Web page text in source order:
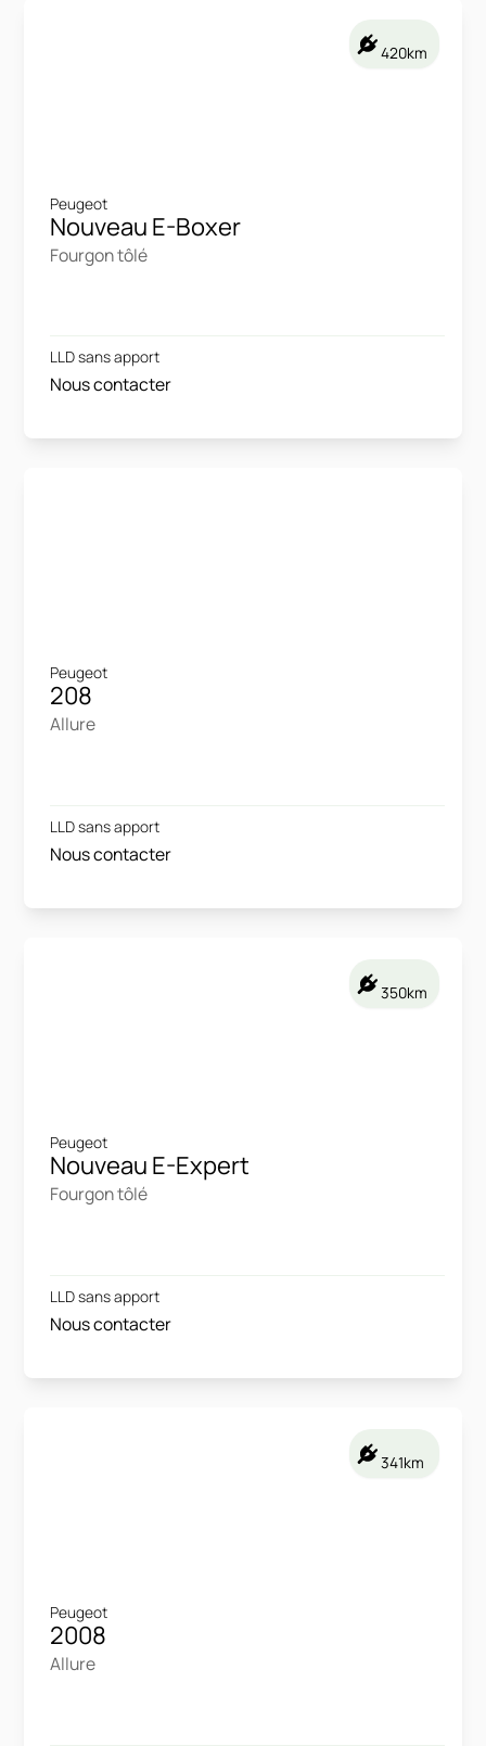
Peugeot
Nouveau E-Boxer
Fourgon tôlé
LLD sans apport
Nous contacter
420km
Peugeot
208
Allure
LLD sans apport
Nous contacter
Peugeot
Nouveau E-Expert
Fourgon tôlé
LLD sans apport
Nous contacter
350km
Peugeot
2008
Allure
341km